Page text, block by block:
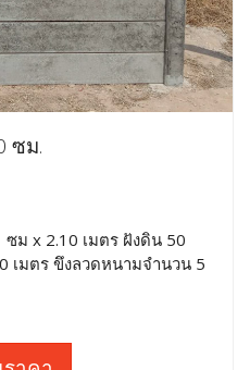
ซม.
ม x 2.10 เมตร ฝังดิน 50
เมตร ขึงลวดหนามจำนวน 5